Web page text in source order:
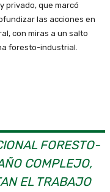
privado, que marcó
las acciones en
con miras a un salto
foresto-industrial.
FORESTO-
COMPLEJO,
EL TRABAJO